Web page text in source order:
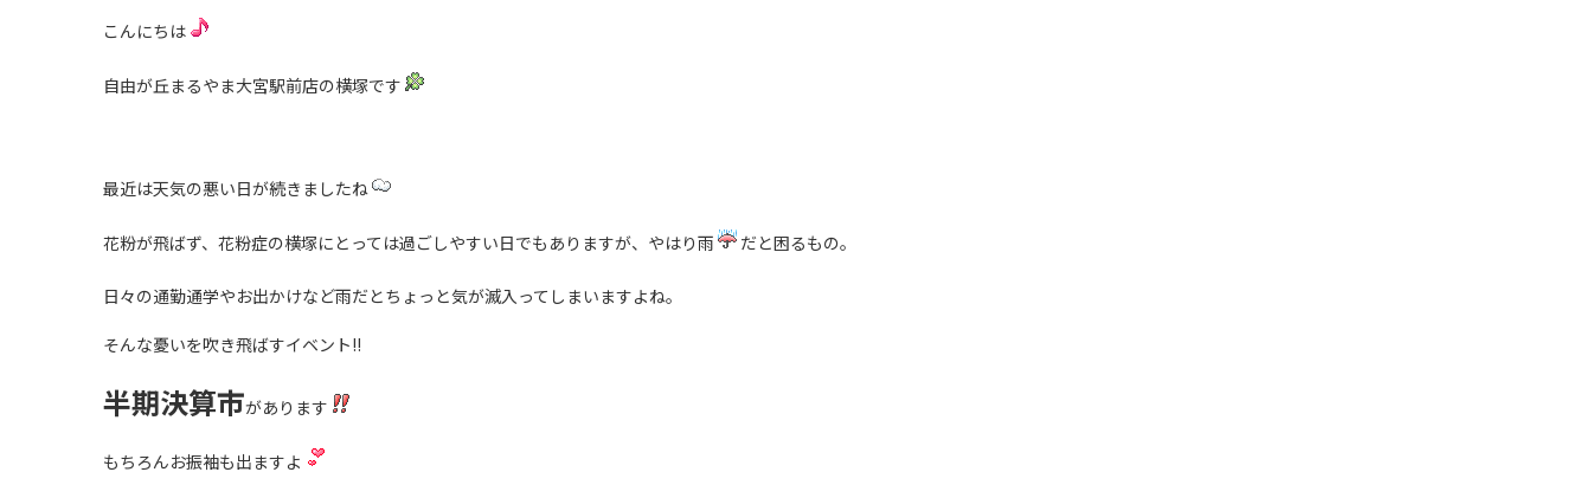
こんにちは
自由が丘まるやま大宮駅前店の横塚です
最近は天気の悪い日が続きましたね
花粉が飛ばず、花粉症の横塚にとっては過ごしやすい日でもありますが、やはり雨 だと困るもの。
日々の通勤通学やお出かけなど雨だとちょっと気が滅入ってしまいますよね。
そんな憂いを吹き飛ばすイベント!!
半期決算市があります
もちろんお振袖も出ますよ